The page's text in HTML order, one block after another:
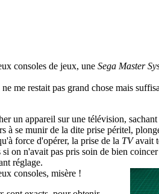
consoles de jeux, une Sega Master
me restait pas grand chose mais
appareil sur une télévision, sachant
se munir de la dite prise péritel,
force d'opérer, la prise de la TVavait
si on n'avait pas pris soin de bien
réglage.
consoles, misère !